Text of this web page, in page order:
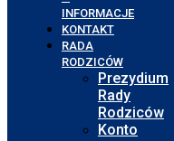
INFORMACJE
KONTAKT
RADA
RODZICÓW
Prezydium
Rady
Rodziców
Konto